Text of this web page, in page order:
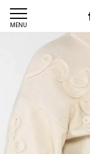
MENU